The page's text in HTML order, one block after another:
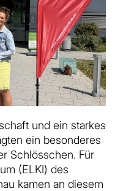
und ein starkes
ein besonderes
Schlösschen. Für
(ELKI) des
kamen an diesem